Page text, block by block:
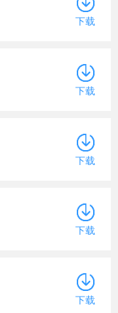
下载
下载
下载
下载
下载